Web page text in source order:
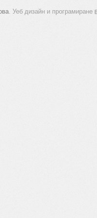
Уеб дизайн и програмиране